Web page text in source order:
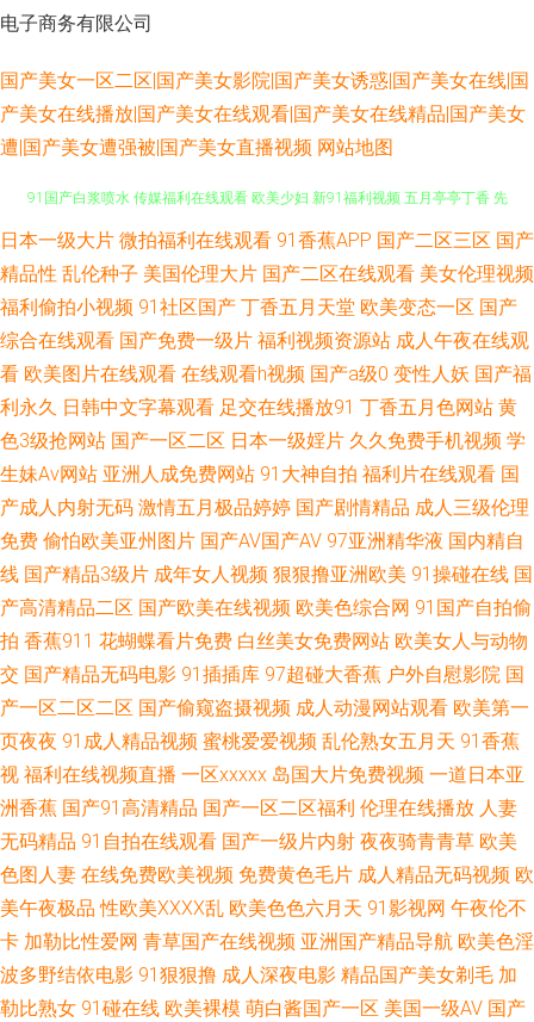
电子商务有限公司
国产美女一区二区|国产美女影院|国产美女诱惑|国产美女在线|国
产美女在线播放|国产美女在线观看|国产美女在线精品|国产美女
遭|国产美女遭强被|国产美女直播视频 网站地图
91挑色丝袜 大香蕉丁香五月份 99主播福利视频 天天日狠狠干 亚洲一二区
91国产白浆喷水 传媒福利在线观看 欧美少妇 新91福利视频 五月亭亭丁香 先
锋影音色AV 91免费国产黑丝视频 美女理论欧美 深爱激情福利观影院 91学生
妹 国产成人日 日韩性网 91论坛 91茄子在线直播 91看片免费看 久久伊人无
码青青草 综合免费产品精品首页 91破解版免费入口 超碰在线伊人97网 91在
线观看网站免费在线 久草视频福利资源 欧美天堂无码专区 欧美精久久 91传
媒在线观看入口 91香蕉APP官网污 www91牛cw 国产美女草逼 日韩AV自拍
东京热美女性爱网 欧美日韩亚洲色色 欧美1级黄色片 91熟妇在线 香蕉91在
线 超碰美女人人干97 人人操久久 91尤物新网址 久草资源福利 日本va在线网
站 91视频足交 韩国不卡群 亚洲精品蜜桃成人 91豆花不卡 ts性爱视频 国产
精品一二三在线 有码中字 91精品免费视频在线观看 91中文在线视频 精品国
尤物91网站 91黄色入囗 91午夜 国产成人三级网址 日韩精品一成 欧美123日
韩 Ay爱爱影院 香蕉视频a99 岛国免费a 日本国产欧美亚洲 av在线资源电影
日本一级大片 微拍福利在线观看 91香蕉APP 国产二区三区 国产
精品性 乱伦种子 美国伦理大片 国产二区在线观看 美女伦理视频
福利偷拍小视频 91社区国产 丁香五月天堂 欧美变态一区 国产
综合在线观看 国产免费一级片 福利视频资源站 成人午夜在线观
看 欧美图片在线观看 在线观看h视频 国产a级0 变性人妖 国产福
利永久 日韩中文字幕观看 足交在线播放91 丁香五月色网站 黄
色3级抢网站 国产一区二区 日本一级婬片 久久免费手机视频 学
生妹Av网站 亚洲人成免费网站 91大神自拍 福利片在线观看 国
产成人内射无码 激情五月极品婷婷 国产剧情精品 成人三级伦理
免费 偷怕欧美亚州图片 国产AV国产AV 97亚洲精华液 国内精自
线 国产精品3级片 成年女人视频 狠狠撸亚洲欧美 91操碰在线 国
产高清精品二区 国产欧美在线视频 欧美色综合网 91国产自拍偷
拍 香蕉911 花蝴蝶看片免费 白丝美女免费网站 欧美女人与动物
交 国产精品无码电影 91插插库 97超碰大香蕉 户外自慰影院 国
产一区二区二区 国产偷窥盗摄视频 成人动漫网站观看 欧美第一
页夜夜 91成人精品视频 蜜桃爱爱视频 乱伦熟女五月天 91香蕉
视 福利在线视频直播 一区xxxxx 岛国大片免费视频 一道日本亚
洲香蕉 国产91高清精品 国产一区二区福利 伦理在线播放 人妻
无码精品 91自拍在线观看 国产一级片内射 夜夜骑青青草 欧美
色图人妻 在线免费欧美视频 免费黄色毛片 成人精品无码视频 欧
美午夜极品 性欧美ⅩⅩⅩⅩ乱 欧美色色六月天 91影视网 午夜伦不
卡 加勒比性爱网 青草国产在线视频 亚洲国产精品导航 欧美色淫
波多野结依电影 91狠狠撸 成人深夜电影 精品国产美女剃毛 加
勒比熟女 91碰在线 欧美裸模 萌白酱国产一区 美国一级AV 国产